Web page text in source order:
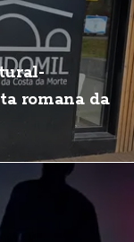
romana da